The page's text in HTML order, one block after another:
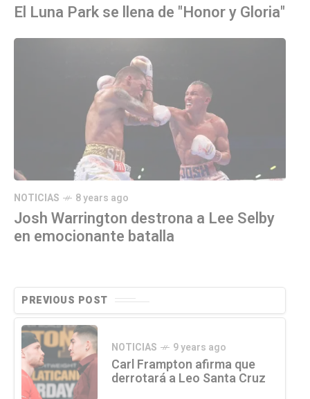
El Luna Park se llena de "Honor y Gloria"
NOTICIAS 8 years ago
Josh Warrington destrona a Lee Selby
en emocionante batalla
PREVIOUS POST
NOTICIAS 9 years ago
Carl Frampton afirma que
derrotará a Leo Santa Cruz